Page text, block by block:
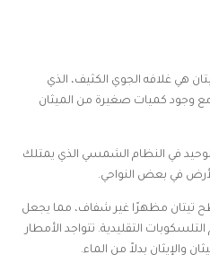
هي غلافه الجوي الكثيف، الذي
وجود كميات صغيرة من الميثان
في النظام الشمسي الذي يمتلك
في بعض النواحي.
تيتان مظهرًا غير شفاف، مما يجعل
التقليدية. تتواجد الأمطار
والإيثان بدلاً من الماء.